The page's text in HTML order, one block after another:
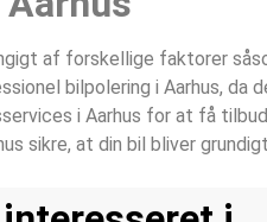
af forskellige faktorer
bilpolering i Aarhus, da
i Aarhus for at få
sikre, at din bil bliver